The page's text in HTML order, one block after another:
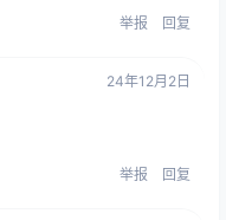
举报 回复
24年12月2日
举报 回复